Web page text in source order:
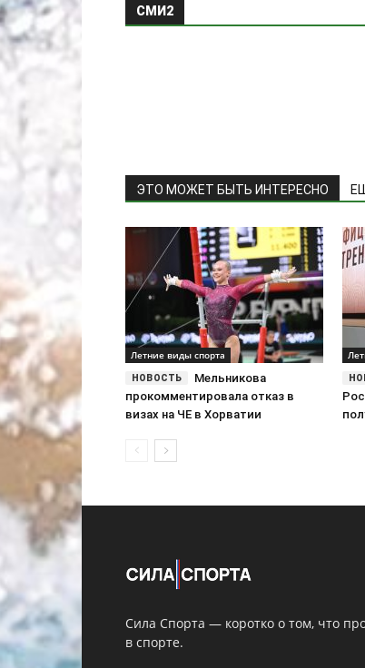
СМИ2
ЭТО МОЖЕТ БЫТЬ ИНТЕРЕСНО
Летние виды спорта
Мельникова
прокомментировала отказ в
визах на ЧЕ в Хорватии
Сила Спорта — коротко о том, что
в спорте.